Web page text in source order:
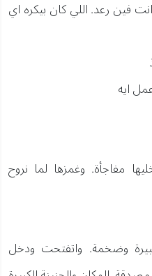
فين رعد. اللي كان بيكره اي
ايه
مفاجأة. وغمزها لما نروح
وضخمة. واتفتحت ودخل